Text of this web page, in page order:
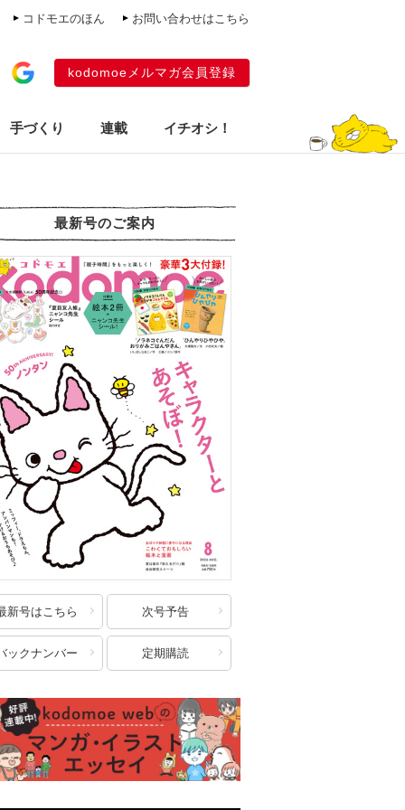
コドモエのほん お問い合わせはこちら
kodomoeメルマガ会員登録
手づくり 連載 イチオシ！
最新号のご案内
新号はこちら 次号予告
ックナンバー 定期購読